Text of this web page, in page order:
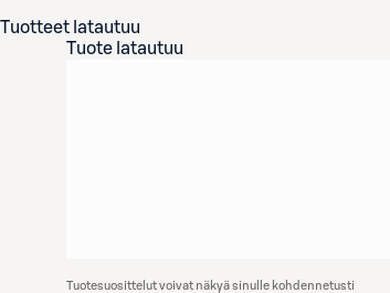
Tuotteet latautuu
Tuote latautuu
Tuotesuosittelut voivat näkyä sinulle kohdennetusti